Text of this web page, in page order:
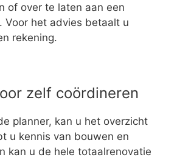
of over te laten aan een
Voor het advies betaalt u
rekening.
zelf coördineren
planner, kan u het overzicht
u kennis van bouwen en
kan u de hele totaalrenovatie